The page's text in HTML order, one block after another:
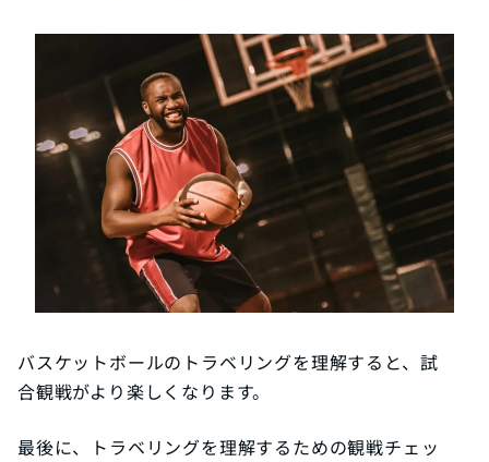
バスケットボールのトラベリングを理解すると、試
合観戦がより楽しくなります。
最後に、トラベリングを理解するための観戦チェッ